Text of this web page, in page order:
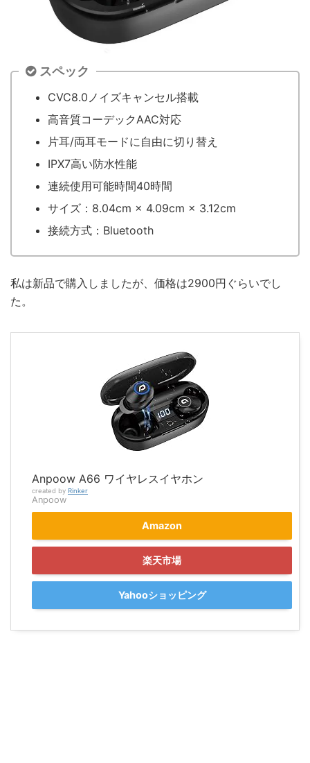
スペック
CVC8.0ノイズキャンセル搭載
高音質コーデックAAC対応
片耳/両耳モードに自由に切り替え
IPX7高い防水性能
連続使用可能時間40時間
サイズ：8.04cm × 4.09cm × 3.12cm
接続方式：Bluetooth
私は新品で購入しましたが、価格は2900円ぐらいでし
た。
Anpoow A66 ワイヤレスイヤホン
created by Rinker
Anpoow
Amazon
楽天市場
Yahooショッピング